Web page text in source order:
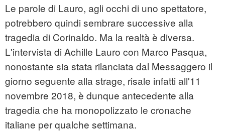
Le parole di Lauro, agli occhi di uno spettatore,
potrebbero quindi sembrare successive alla
tragedia di Corinaldo. Ma la realtà è diversa.
L'intervista di Achille Lauro con Marco Pasqua,
nonostante sia stata rilanciata dal Messaggero il
giorno seguente alla strage, risale infatti all'11
novembre 2018, è dunque antecedente alla
tragedia che ha monopolizzato le cronache
italiane per qualche settimana.